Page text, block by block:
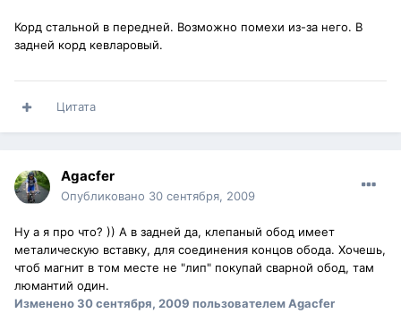
Корд стальной в передней. Возможно помехи из-за него. В
задней корд кевларовый.
Цитата
Agacfer
Опубликовано 30 сентября, 2009
Ну а я про что? )) А в задней да, клепаный обод имеет
металическую вставку, для соединения концов обода. Хочешь,
чтоб магнит в том месте не "лип" покупай сварной обод, там
люмантий один.
Изменено30 сентября, 2009 пользователем Agacfer